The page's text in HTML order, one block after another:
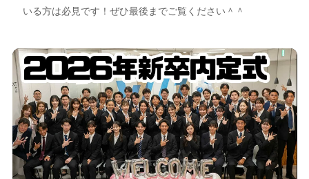
いる方は必見です！ぜひ最後までご覧ください＾＾